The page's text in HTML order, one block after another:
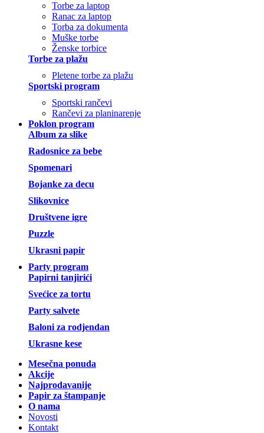
Torbe za laptop
Ranac za laptop
Torba za dokumenta
Muške torbe
Ženske torbice
Torbe za plažu
Pletene torbe za plažu
Sportski program
Sportski rančevi
Rančevi za planinarenje
Poklon program
Album za slike
Radosnice za bebe
Spomenari
Bojanke za decu
Slikovnice
Društvene igre
Puzzle
Ukrasni papir
Party program
Papirni tanjirići
Svećice za tortu
Party salvete
Baloni za rodjendan
Ukrasne kese
Mesečna ponuda
Akcije
Najprodavanije
Papir za štampanje
O nama
Novosti
Kontakt